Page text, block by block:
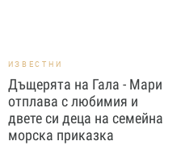
ИЗВЕСТНИ
Дъщерята на Гала - Мари
отплава с любимия и
двете си деца на семейна
морска приказка